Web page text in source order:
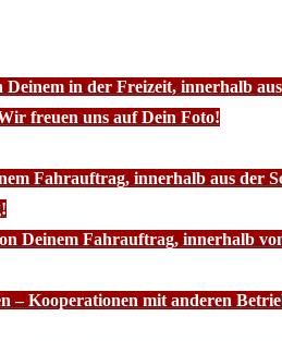
in der Freizeit, innerhalb
freuen uns auf Dein Foto!
Fahrauftrag, innerhalb aus der
Deinem Fahrauftrag, innerhalb
– Kooperationen mit anderen